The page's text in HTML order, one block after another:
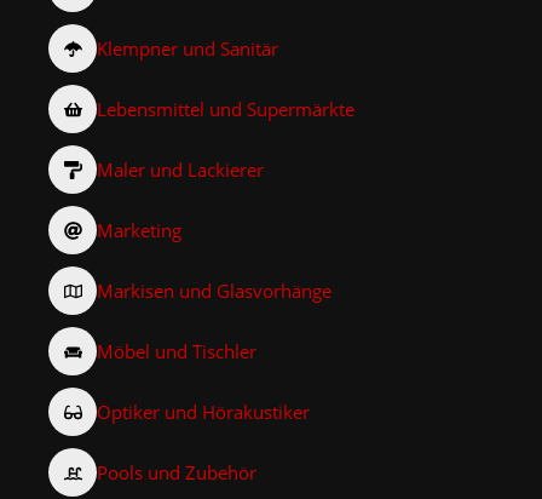
Klempner und Sanitär
Lebensmittel und Supermärkte
Maler und Lackierer
Marketing
Markisen und Glasvorhänge
Möbel und Tischler
Optiker und Hörakustiker
Pools und Zubehör